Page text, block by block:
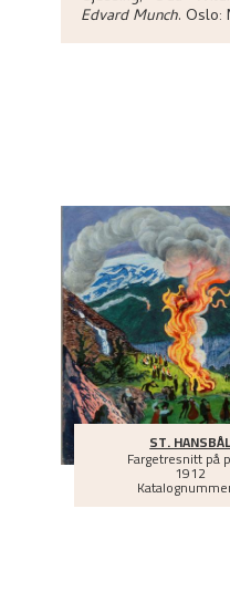
Edvard Munch. Oslo:
ST.
Fargetresnitt på
1912